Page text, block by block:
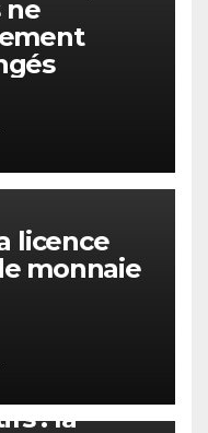
ne
licence
monnaie
: la